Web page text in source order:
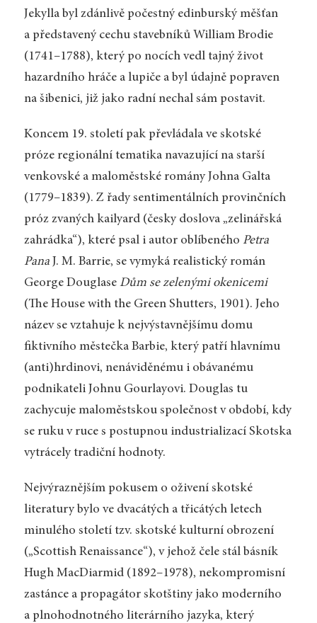
Jekylla byl zdánlivě počestný edinburský měšťan
a představený cechu stavebníků William Brodie
(1741–1788), který po nocích vedl tajný život
hazardního hráče a lupiče a byl údajně popraven
na šibenici, již jako radní nechal sám postavit.
Koncem 19. století pak převládala ve skotské
próze regionální tematika navazující na starší
venkovské a maloměstské romány Johna Galta
(1779–1839). Z řady sentimentálních provinčních
próz zvaných kailyard (česky doslova „zelinářská
zahrádka“), které psal i autor oblíbeného Petra
PanaJ. M. Barrie, se vymyká realistický román
George Douglase Dům se zelenými okenicemi
(The House with the Green Shutters, 1901). Jeho
název se vztahuje k nejvýstavnějšímu domu
fiktivního městečka Barbie, který patří hlavnímu
(anti)hrdinovi, nenáviděnému i obávanému
podnikateli Johnu Gourlayovi. Douglas tu
zachycuje maloměstskou společnost v období, kdy
se ruku v ruce s postupnou industrializací Skotska
vytrácely tradiční hodnoty.
Nejvýraznějším pokusem o oživení skotské
literatury bylo ve dvacátých a třicátých letech
minulého století tzv. skotské kulturní obrození
(„Scottish Renaissance“), v jehož čele stál básník
Hugh MacDiarmid (1892–1978), nekompromisní
zastánce a propagátor skotštiny jako moderního
a plnohodnotného literárního jazyka, který